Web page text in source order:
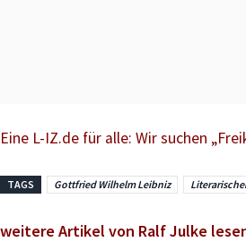
Eine L-IZ.de für alle: Wir suchen
TAGS Gottfried Wilhelm Leibniz
weitere Artikel von Ralf Julke